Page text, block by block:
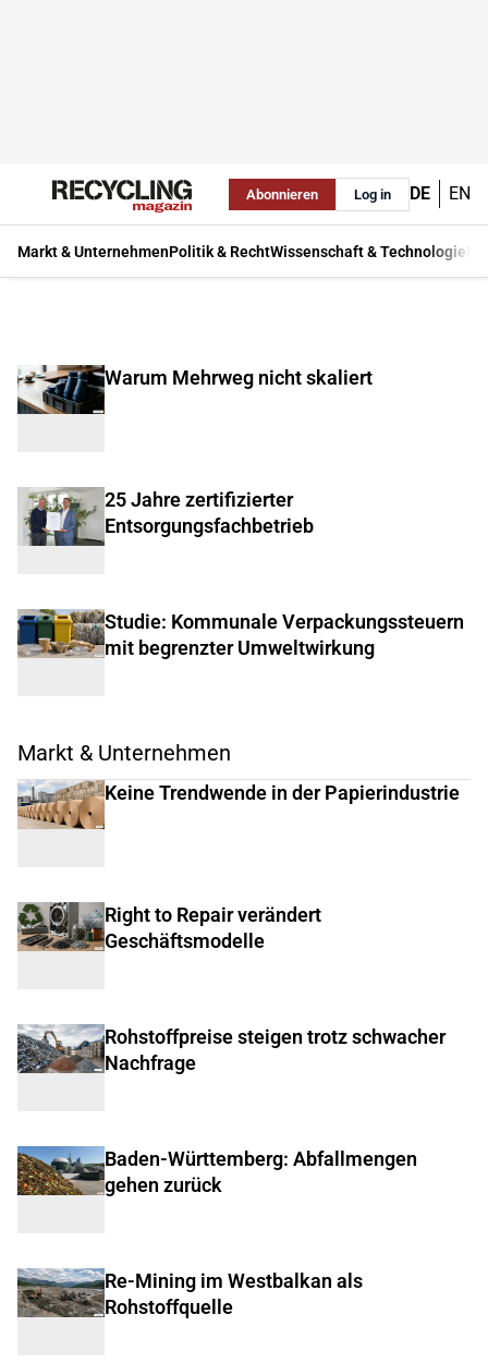
Abonnieren Log in DE EN
Markt & UnternehmenPolitik & RechtWissenschaft & Technologie
Warum Mehrweg nicht skaliert
25 Jahre zertifizierter
Entsorgungsfachbetrieb
Studie: Kommunale Verpackungssteuern
mit begrenzter Umweltwirkung
Markt & Unternehmen
Keine Trendwende in der Papierindustrie
Right to Repair verändert
Geschäftsmodelle
Rohstoffpreise steigen trotz schwacher
Nachfrage
Baden-Württemberg: Abfallmengen
gehen zurück
Re-Mining im Westbalkan als
Rohstoffquelle